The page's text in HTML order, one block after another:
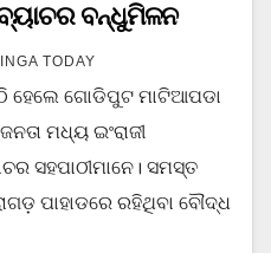
ବନ୍ଧୁମିଳନ
TODAY
ହେଲେ ଗୋଡିପୁଟ ମାଟିଆପଡା
ମଧ୍ୟ ଇଂରାଜୀ
ସହପାଠୀମାନେ। ସମସ୍ତ
ପାହାଡରେ ରହିଥିବା ବୌଦ୍ଧ